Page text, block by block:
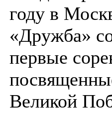
году в
«Дружба»
первые
Великой